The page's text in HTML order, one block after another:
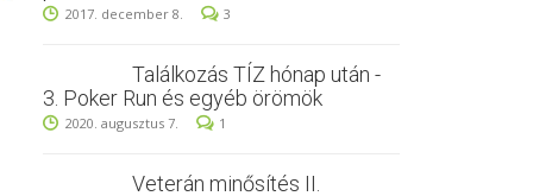
2017. december 8. 3
Találkozás TÍZ hónap után -
3. Poker Run és egyéb örömök
2020. augusztus 7. 1
Veterán minősítés II.